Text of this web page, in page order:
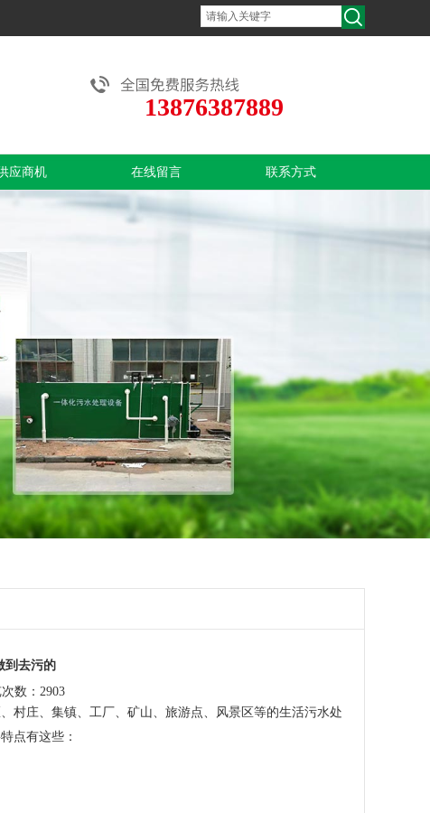
13876387889
应商机 在线留言 联系方式
到去污的
数：2903
村庄、集镇、工厂、矿山、旅游点、风景区等的生活污水处
点有这些：